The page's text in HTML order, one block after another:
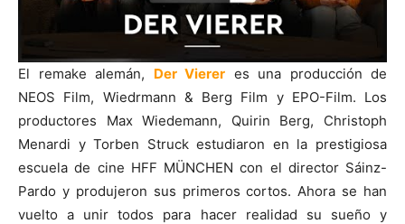
El remake alemán, Der Vierer es una producción de
NEOS Film, Wiedrmann & Berg Film y EPO-Film. Los
productores Max Wiedemann, Quirin Berg, Christoph
Menardi y Torben Struck estudiaron en la prestigiosa
escuela de cine HFF MÜNCHEN con el director Sáinz-
Pardo y produjeron sus primeros cortos. Ahora se han
vuelto a unir todos para hacer realidad su sueño y